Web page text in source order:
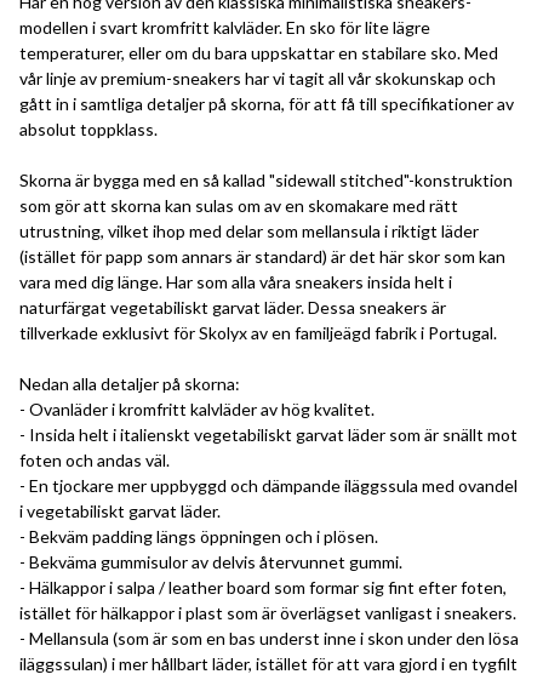
modellen i svart kromfritt kalvläder. En sko för lite lägre
temperaturer, eller om du bara uppskattar en stabilare sko. Med
vår linje av premium-sneakers har vi tagit all vår skokunskap och
gått in i samtliga detaljer på skorna, för att få till specifikationer av
absolut toppklass.
Skorna är bygga med en så kallad "sidewall stitched"-konstruktion
som gör att skorna kan sulas om av en skomakare med rätt
utrustning, vilket ihop med delar som mellansula i riktigt läder
(istället för papp som annars är standard) är det här skor som kan
vara med dig länge. Har som alla våra sneakers insida helt i
naturfärgat vegetabiliskt garvat läder. Dessa sneakers är
tillverkade exklusivt för Skolyx av en familjeägd fabrik i Portugal.
Nedan alla detaljer på skorna:
- Ovanläder i kromfritt kalvläder av hög kvalitet.
- Insida helt i italienskt vegetabiliskt garvat läder som är snällt mot
foten och andas väl.
- En tjockare mer uppbyggd och dämpande iläggssula med ovandel
i vegetabiliskt garvat läder.
- Bekväm padding längs öppningen och i plösen.
- Bekväma gummisulor av delvis återvunnet gummi.
- Hälkappor i salpa / leather board som formar sig fint efter foten,
istället för hälkappor i plast som är överlägset vanligast i sneakers.
- Mellansula (som är som en bas underst inne i skon under den lösa
iläggssulan) i mer hållbart läder, istället för att vara gjord i en tygfilt